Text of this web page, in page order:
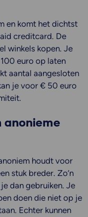
en komt het dichtst
creditcard. De
winkels kopen. Je
euro op laten
aantal aangesloten
je voor € 50 euro
houdt voor
stuk breder. Zo’n
je dan gebruiken. Je
doen die niet op je
Echter kunnen